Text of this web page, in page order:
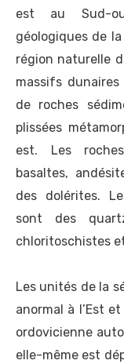
est au Sud-
géologiques de
région naturelle
massifs dunaires
de roches
plissées
est. Les
basaltes,
des dolérites.
sont des
chloritoschistes
Les unités de la
anormal à l’Est
ordovicienne
elle-même est